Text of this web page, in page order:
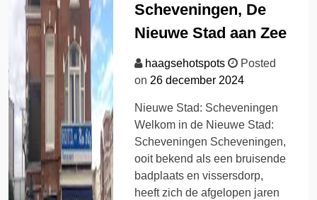
Scheveningen, De
Nieuwe Stad aan Zee
haagsehotspots
Posted
on26 december 2024
Nieuwe Stad: Scheveningen
Welkom in de Nieuwe Stad:
Scheveningen Scheveningen,
ooit bekend als een bruisende
badplaats en vissersdorp,
heeft zich de afgelopen jaren